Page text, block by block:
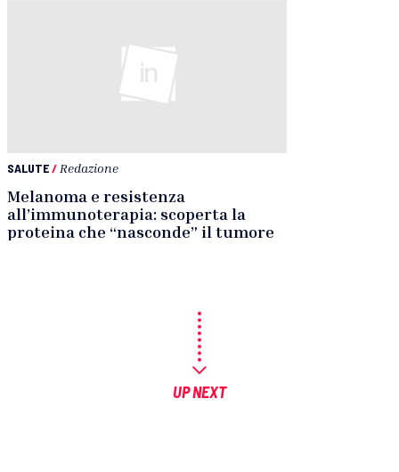
SALUTE/ Redazione
Melanoma e resistenza
all’immunoterapia: scoperta la
proteina che “nasconde” il tumore
UP NEXT